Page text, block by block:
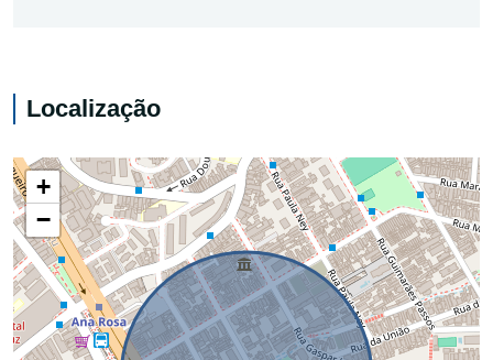
Localização
+
−